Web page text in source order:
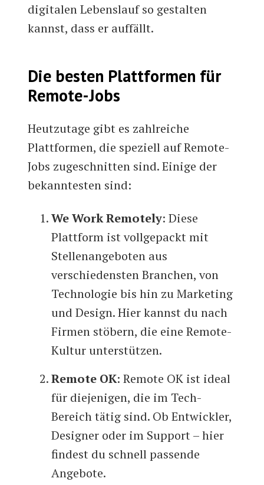
digitalen Lebenslauf so gestalten
kannst, dass er auffällt.
Die besten Plattformen für
Remote-Jobs
Heutzutage gibt es zahlreiche
Plattformen, die speziell auf Remote-
Jobs zugeschnitten sind. Einige der
bekanntesten sind:
We Work Remotely: Diese
Plattform ist vollgepackt mit
Stellenangeboten aus
verschiedensten Branchen, von
Technologie bis hin zu Marketing
und Design. Hier kannst du nach
Firmen stöbern, die eine Remote-
Kultur unterstützen.
Remote OK: Remote OK ist ideal
für diejenigen, die im Tech-
Bereich tätig sind. Ob Entwickler,
Designer oder im Support – hier
findest du schnell passende
Angebote.